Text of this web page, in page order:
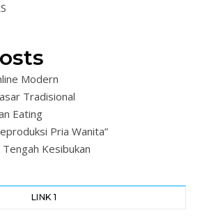
Modern
Tradisional
Eating
Pria Wanita”
Kesibukan
LINK 1